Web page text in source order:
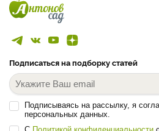
Подписаться на подборку статей
Подписываясь на рассылку, я
персональных данных.